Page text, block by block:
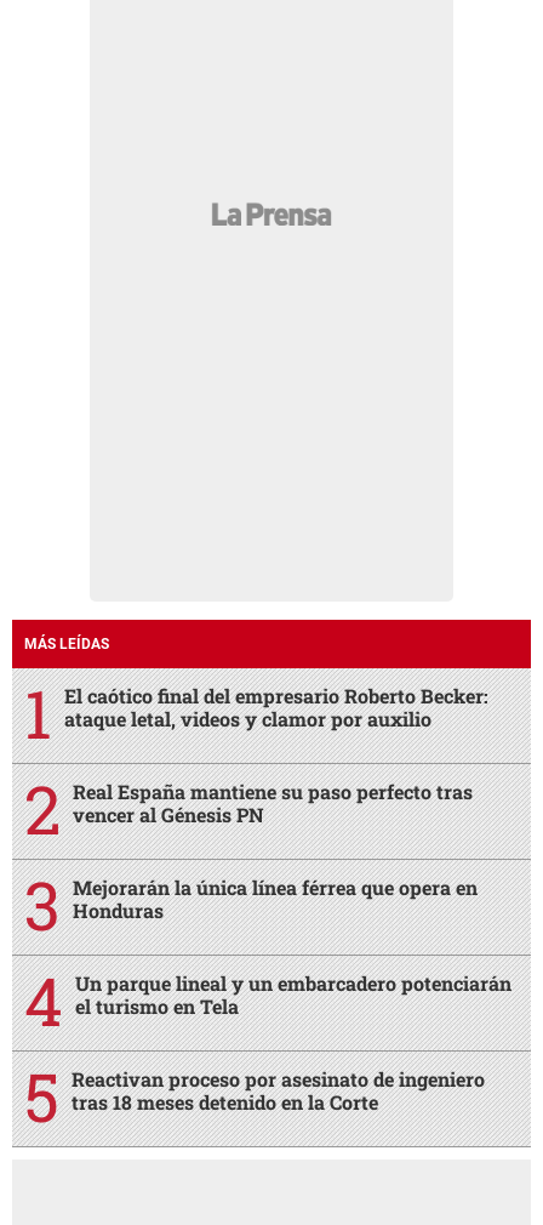
MÁS LEÍDAS
El caótico final del empresario Roberto Becker:
ataque letal, videos y clamor por auxilio
Real España mantiene su paso perfecto tras
vencer al Génesis PN
Mejorarán la única línea férrea que opera en
Honduras
Un parque lineal y un embarcadero potenciarán
el turismo en Tela
Reactivan proceso por asesinato de ingeniero
tras 18 meses detenido en la Corte